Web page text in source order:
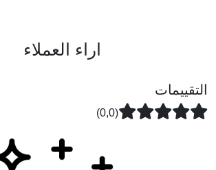
اراء العملاء
التقييمات
(0,0)